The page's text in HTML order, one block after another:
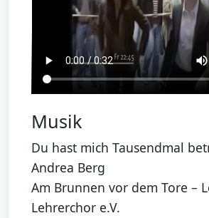
Musik
Du hast mich Tausendmal
Andrea Berg
Am Brunnen vor dem Tore –
Lehrerchor e.V.